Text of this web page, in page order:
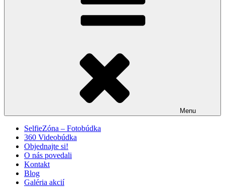
Menu
SelfieZóna – Fotobúdka
360 Videobúdka
Objednajte si!
O nás povedali
Kontakt
Blog
Galéria akcií